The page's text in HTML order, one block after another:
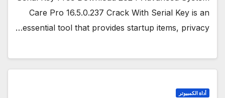
Care Pro 16.5.0.237 Crack With Serial Key is an
essential tool that provides startup items, privacy…
أداة الكمبيوتر